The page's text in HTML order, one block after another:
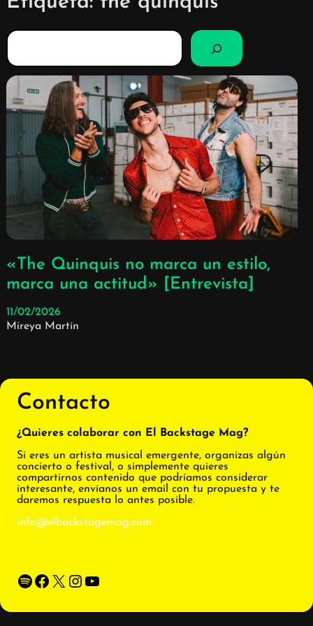
B
u
c
a
«The Quinquis no marca un estilo,
marca una actitud» [Entrevista]
11/02/2026
Mireya Martín
Contacto
¿Quieres colaborar con El Backstage Mag?
Si eres un artista musical emergente, organizas algún
concierto o festival, o simplemente quieres
compartirnos contenido que podríamos considerar
interesante, envíanos un email con tu propuesta y te
daremos respuesta lo antes posible.
info@elbackstagemag.com
Spotify Facebook X Instagram YouTube